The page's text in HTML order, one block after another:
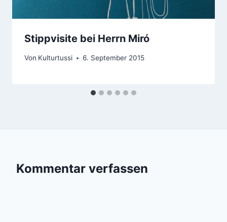
Stippvisite bei Herrn Miró
Von Kulturtussi 6. September 2015
Kommentar verfassen